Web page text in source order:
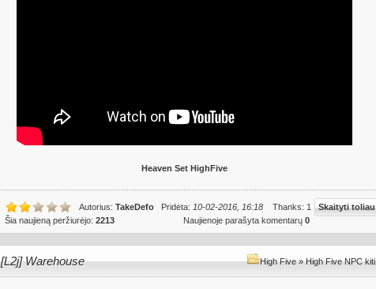
Heaven Set HighFive
Autorius: TakeDefo Pridėta: 10-02-2016, 16:18 Thanks: 1
Skaityti toliau
Šia naujieną peržiurėjo: 2213 Naujienoje parašyta komentarų 0
[L2j] Warehouse High Five»High Five NPC kiti